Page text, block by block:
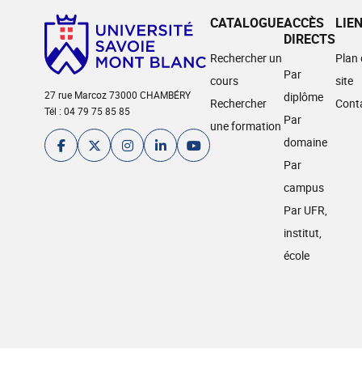
27 rue Marcoz 73000 CHAMBÉRY
Tél : 04 79 75 85 85
CATALOGUE
Rechercher un
cours
Rechercher
une formation
ACCÈS
DIRECTS
Par
diplôme
Par
domaine
Par
campus
Par UFR,
institut,
école
Plan
site